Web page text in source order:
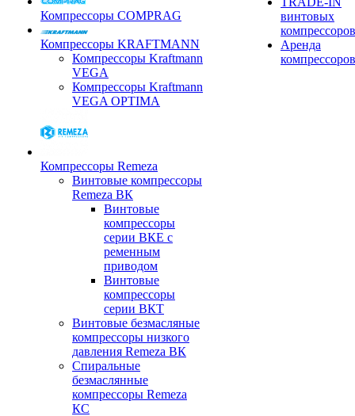
Компрессоры COMPRAG
Компрессоры KRAFTMANN
Компрессоры Kraftmann
VEGA
Компрессоры Kraftmann
VEGA OPTIMA
Компрессоры Remeza
Винтовые компрессоры
Remeza ВК
Винтовые
компрессоры
серии ВКЕ с
ременным
приводом
Винтовые
компрессоры
серии ВКТ
Винтовые безмасляные
компрессоры низкого
давления Remeza ВК
Спиральные
безмаслянные
компрессоры Remeza
КС
винтовых
компрессоров
Аренда
компрессоров